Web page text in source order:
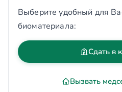
Выберите удобный для
биоматериала:
Сдать в
Вызвать